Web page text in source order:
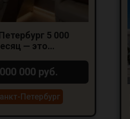
5 000
— это
000 руб.
Петербург